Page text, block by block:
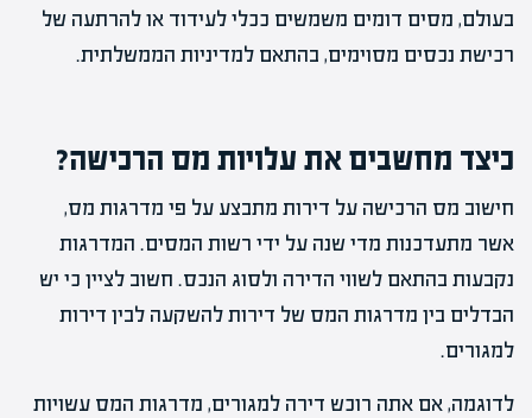
בעולם, מסים דומים משמשים ככלי לעידוד או להרתעה של
רכישת נכסים מסוימים, בהתאם למדיניות הממשלתית.
כיצד מחשבים את עלויות מס הרכישה?
חישוב מס הרכישה על דירות מתבצע על פי מדרגות מס,
אשר מתעדכנות מדי שנה על ידי רשות המסים. המדרגות
נקבעות בהתאם לשווי הדירה ולסוג הנכס. חשוב לציין כי יש
הבדלים בין מדרגות המס של דירות להשקעה לבין דירות
למגורים.
לדוגמה, אם אתה רוכש דירה למגורים, מדרגות המס עשויות